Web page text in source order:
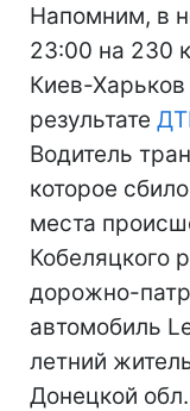
Напомним, в
23:00 на 230
Киев-Харьков
результате
Водитель
которое
места
Кобеляцкого
дорожно-
автомобиль
летний
Донецкой